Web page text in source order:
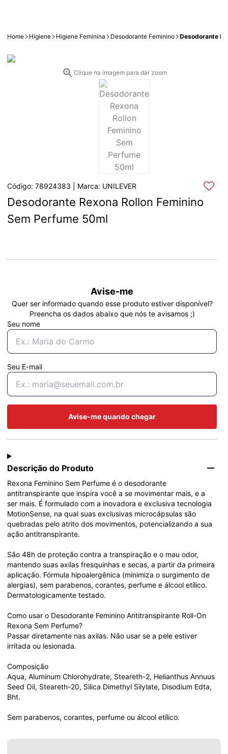
Home Higiene Higiene Feminina Desodorante Feminino Desodorante
Clique na imagem para dar zoom
Código: 78924383 | Marca: UNILEVER
Desodorante Rexona Rollon Feminino
Sem Perfume 50ml
Avise-me
Quer ser informado quando esse produto estiver disponível?
Preencha os dados abaixo que nós te avisamos ;)
Seu nome
Seu E-mail
Avise-me quando chegar
Descrição do Produto
Rexona Feminino Sem Perfume é o desodorante
antitranspirante que inspira você a se movimentar mais, e a
ser mais. É formulado com a inovadora e exclusiva tecnologia
MotionSense, na qual suas exclusivas microcápsulas são
quebradas pelo atrito dos movimentos, potencializando a sua
ação antitranspirante.
São 48h de proteção contra a transpiração e o mau odor,
mantendo suas axilas fresquinhas e secas, a partir da primeira
aplicação. Fórmula hipoalergênica (minimiza o surgimento de
alergias), sem parabenos, corantes, perfume e álcool etílico.
Dermatologicamente testado.
Como usar o Desodorante Feminino Antitranspirante Roll-On
Rexona Sem Perfume?
Passar diretamente nas axilas. Não usar se a pele estiver
irritada ou lesionada.
Composição
Aqua, Aluminum Chlorohydrate, Steareth-2, Helianthus Annuus
Seed Oil, Steareth-20, Silica Dimethyl Silylate, Disodium Edta,
Bht.
Sem parabenos, corantes, perfume ou álcool etílico.